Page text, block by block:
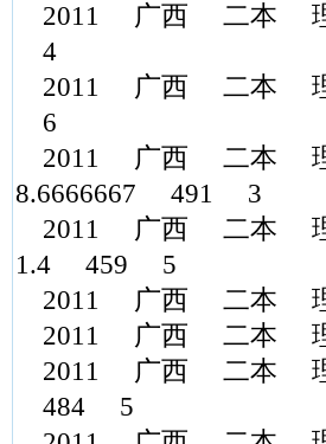
2011 广西 二本 理
4
2011 广西 二本 理
6
2011 广西 二本 理
8.6666667 491 3
2011 广西 二本 理
1.4 459 5
2011 广西 二本
2011 广西 二本
2011 广西 二本 理
484 5